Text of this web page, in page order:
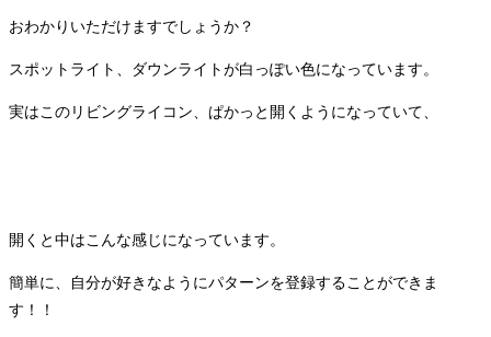
おわかりいただけますでしょうか？
スポットライト、ダウンライトが白っぽい色になっています。
実はこのリビングライコン、ぱかっと開くようになっていて、
開くと中はこんな感じになっています。
簡単に、自分が好きなようにパターンを登録することができま
す！！